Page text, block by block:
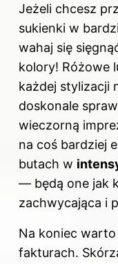
Jeżeli chcesz
sukienki w
wahaj się
kolory! Różowe
każdej stylizacji
doskonale
wieczorną
na coś bardziej
butach w
— będą one jak
zachwycająca i
Na koniec warto
fakturach.